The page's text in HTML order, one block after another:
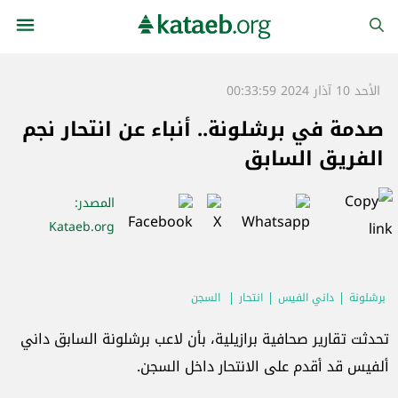
الأحد 10 آذار 2024 00:33:59
صدمة في برشلونة.. أنباء عن انتحار نجم
الفريق السابق
المصدر:
Kataeb.org
برشلونة داني الفيس انتحار السجن
تحدثت تقارير صحافية برازيلية، بأن لاعب برشلونة السابق داني
ألفيس قد أقدم على الانتحار داخل السجن.